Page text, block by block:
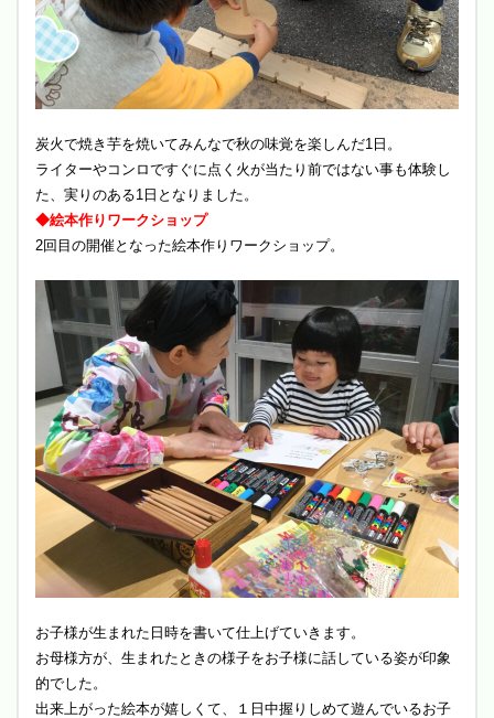
炭火で焼き芋を焼いてみんなで秋の味覚を楽しんだ1日。
ライターやコンロですぐに点く火が当たり前ではない事も体験し
た、実りのある1日となりました。
◆絵本作りワークショップ
2回目の開催となった絵本作りワークショップ。
お子様が生まれた日時を書いて仕上げていきます。
お母様方が、生まれたときの様子をお子様に話している姿が印象
的でした。
出来上がった絵本が嬉しくて、１日中握りしめて遊んでいるお子